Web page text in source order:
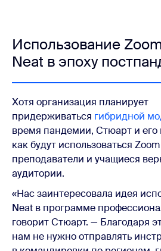
Использование
Neat в эпоху
Хотя организация планирует
придерживаться гибридной
время пандемии, Стюарт и
как будут использоваться
преподаватели и учащиеся
аудитории.
«Нас заинтересовала идея
Neat в программе
говорит Стюарт. — Благодаря
нам не нужно отправлять